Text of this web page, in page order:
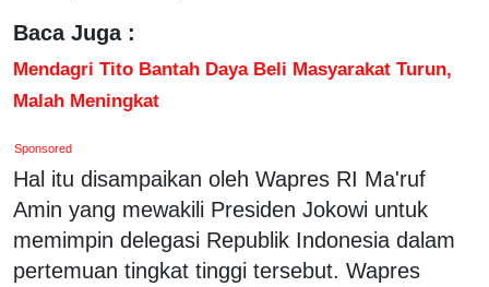
Baca Juga :
Mendagri Tito Bantah Daya Beli Masyarakat Turun,
Malah Meningkat
Sponsored
Hal itu disampaikan oleh Wapres RI Ma'ruf
Amin yang mewakili Presiden Jokowi untuk
memimpin delegasi Republik Indonesia dalam
pertemuan tingkat tinggi tersebut. Wapres